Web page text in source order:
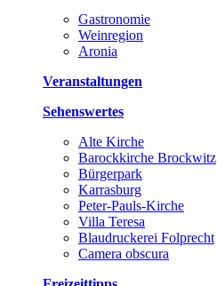
Gastronomie
Weinregion
Aronia
Veranstaltungen
Sehenswertes
Alte Kirche
Barockkirche Brockwitz
Bürgerpark
Karrasburg
Peter-Pauls-Kirche
Villa Teresa
Blaudruckerei Folprecht
Camera obscura